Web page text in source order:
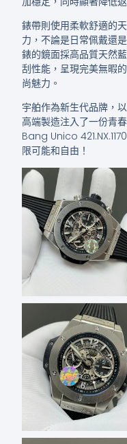
錶帶則使用柔軟舒適的
力，不論是日常佩戴還
錶的鏡面採高品質天然
刮性能，呈現完美無暇
尚魅力。
宇舶作為新生代品牌，
高端製造注入了一份青
Bang Unico
限可能和自由！